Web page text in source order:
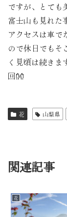
ですが、とても
富士山も見れた
アクセスは車で
ので休日でもそ
く見頃は続き
回👐
花 山梨県
関連記事
花